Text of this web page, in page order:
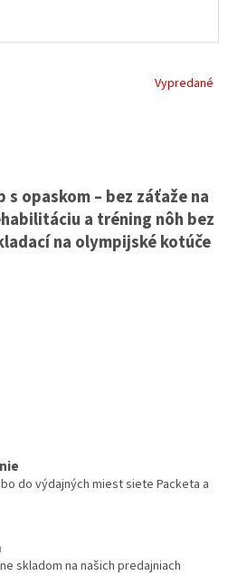
Vypredané
opaskom – bez záťaže na
a tréning nôh bez
na olympijské kotúče
do výdajných miest siete Packeta a
skladom na našich predajniach